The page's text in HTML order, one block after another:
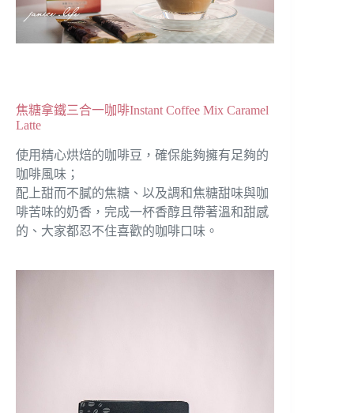
焦糖拿鐵三合一咖啡Instant Coffee Mix Caramel
Latte
使用精心烘焙的咖啡豆，確保能夠擁有足夠的
咖啡風味；
配上甜而不膩的焦糖、以及調和焦糖甜味與咖
啡苦味的奶香，完成一杯香醇且帶著溫和甜感
的、大家都忍不住喜歡的咖啡口味。